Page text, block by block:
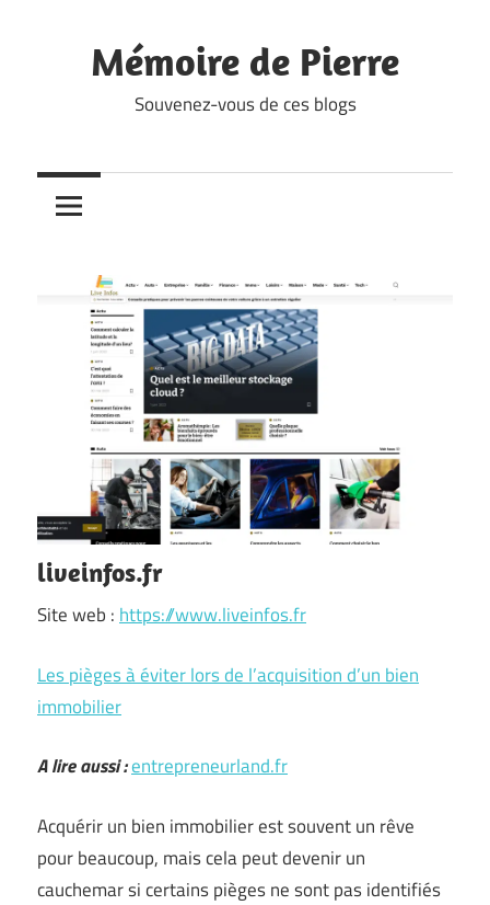
contentMémoire de Pierre
Souvenez-vous de ces blogs
liveinfos.fr
Site web : https://www.liveinfos.fr
Les pièges à éviter lors de l’acquisition d’un bien
immobilier
A lire aussi :entrepreneurland.fr
Acquérir un bien immobilier est souvent un rêve
pour beaucoup, mais cela peut devenir un
cauchemar si certains pièges ne sont pas identifiés